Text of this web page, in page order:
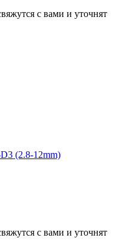
с вами и уточнят
(2.8-12mm)
с вами и уточнят